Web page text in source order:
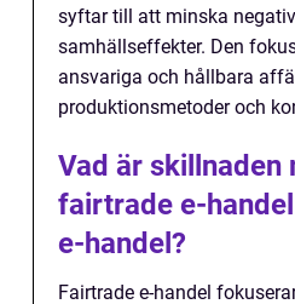
syftar till att minska
samhällseffekter. Den
ansvariga och hållbara
produktionsmetoder och
Vad är skillnaden
fairtrade e-
e-handel?
Fairtrade e-handel